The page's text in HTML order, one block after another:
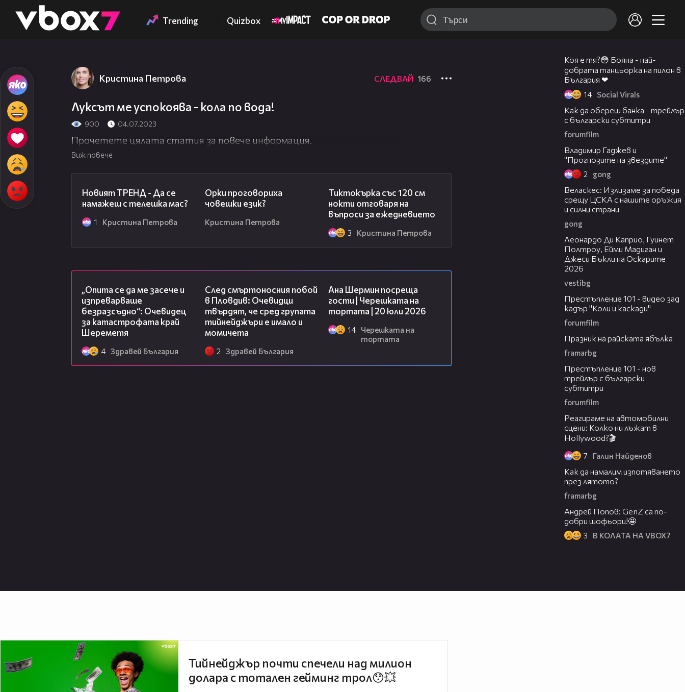
👾 Trending Quizbox
Кристина Петрова СЛЕДВАЙ 166
Луксът ме успокоява - кола по вода!
900 04.07.2023
Прочетете цялата статия за повече информация.
Виж повече
Новият ТРЕНД - Да се
намажеш с телешка мас?
1 Кристина Петрова
Орки проговориха
човешки език?
Кристина Петрова
Тиктокърка със 120 см
нокти отговаря на
въпроси за ежедневието
3 Кристина Петрова
„Опита се да ме засече и
изпреварваше
безразсъдно“: Очевидец
за катастрофата край
Шереметя
4 Здравей България
След смъртоносния побой
в Пловдив: Очевидци
твърдят, че сред групата
тийнейджъри е имало и
момичета
2 Здравей България
Ана Шермин посреща
гости | Черешката на
тортата | 20 юли 2026
14
Черешката на
тортата
Коя е тя?😳 Бояна - най-
добрата танцьорка на пилон в
България ❤
14 Social Virals
Как да обереш банка - трейлър
с български субтитри
forumfilm
Владимир Гаджев и
"Прогнозите на звездите"
2 gong
Веласкес: Излизаме за победа
срещу ЦСКА с нашите оръжия
и силни страни
gong
Леонардо Ди Каприо, Гуинет
Полтроу, Ейми Мадиган и
Джеси Бъкли на Оскарите
2026
vestibg
Престъпление 101 - видео зад
кадър "Коли и каскади"
forumfilm
Празник на райската ябълка
framarbg
Престъпление 101 - нов
трейлър с български
субтитри
forumfilm
Реагираме на автомобилни
сцени: Колко ни лъжат в
Hollywоod?🎬
7 Галин Найденов
Как да намалим изпотяването
през лятото?
framarbg
Андрей Попов: GenZ са по-
добри шофьори!🤩
3 В КОЛАТА НА VBOX7
Тийнейджър почти спечели над милион
долара с тотален гейминг трол😯💥